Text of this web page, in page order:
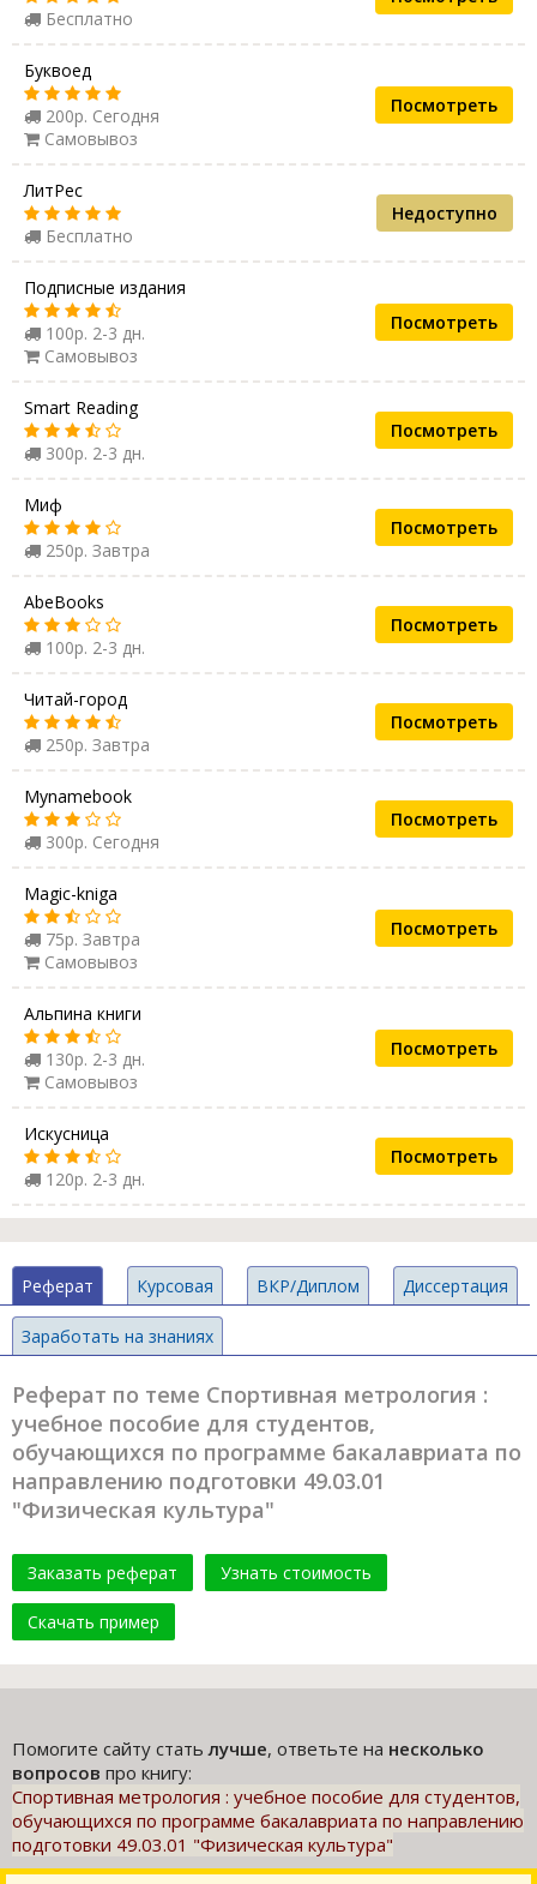
Бесплатно
Буквоед
200р. Сегодня
Самовывоз
Посмотреть
ЛитРес
Бесплатно
Недоступно
Подписные издания
100р. 2-3 дн.
Самовывоз
Посмотреть
Smart Reading
300р. 2-3 дн.
Посмотреть
Миф
250р. Завтра
Посмотреть
AbeBooks
100р. 2-3 дн.
Посмотреть
Читай-город
250р. Завтра
Посмотреть
Mynamebook
300р. Сегодня
Посмотреть
Magic-kniga
75р. Завтра
Самовывоз
Посмотреть
Альпина книги
130р. 2-3 дн.
Самовывоз
Посмотреть
Искусница
120р. 2-3 дн.
Посмотреть
Реферат Курсовая ВКР/Диплом Диссертация
Заработать на знаниях
Реферат по теме Спортивная метрология :
учебное пособие для студентов,
обучающихся по программе бакалавриата по
направлению подготовки 49.03.01
"Физическая культура"
Заказать реферат Узнать стоимость
Скачать пример
Помогите сайту статьлучше, ответьте на несколько
вопросов про книгу:
Спортивная метрология : учебное пособие для студентов,
обучающихся по программе бакалавриата по направлению
подготовки 49.03.01 "Физическая культура"